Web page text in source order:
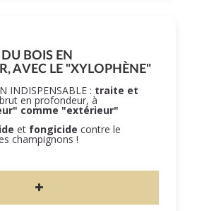
BOIS EN
AVEC LE "XYLOPHÈNE"
INDISPENSABLE : traite et
brut en profondeur, à
comme "extérieur"
et fongicide contre le
champignons !